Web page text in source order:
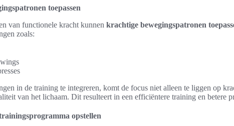
toepassen
van functionele kracht kunnen krachtige bewegingspatronen
zoals:
in de training te integreren, komt de focus niet alleen te liggen op
van het lichaam. Dit resulteert in een efficiëntere training en betere
opstellen